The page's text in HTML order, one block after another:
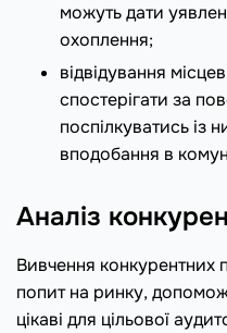
можуть дати
охоплення;
відвідування
спостерігати за
поспілкуватись із
вподобання в
Аналіз
Вивчення конкурентних
попит на ринку,
цікаві для цільової